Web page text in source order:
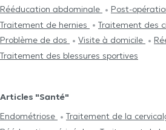
Rééducation abdominale
Post-
Traitement de hernies
Traitement des
Problème de dos
Visite à domicile
Traitement des blessures sportives
Articles "Santé"
Endométriose
Traitement de la